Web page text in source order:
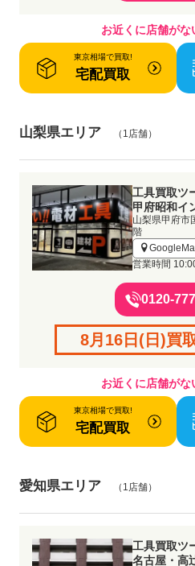
お近くに店舗がな
東京相場で買取!
宅配買取
山梨県エリア （1店舗）
工具買取ツ
甲府昭和イ
山梨県甲府市
階
営業時間
0120-
8月16日(日)買
お近くに店舗がな
東京相場で買取!
宅配買取
愛知県エリア （1店舗）
工具買取ツ
名古屋・高